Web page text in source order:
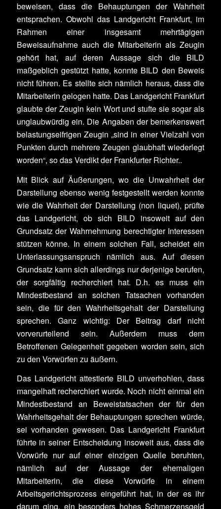
beweisen, dass die Behauptungen der Wahrheit
entsprachen. Obwohl das Landgericht Frankfurt, im
Rahmen einer insgesamt mehrtägigen
Beweisaufnahme auch die Mitarbeiterin als Zeugin
gehört hat, auf deren Aussage sich die BILD
maßgeblich gestützt hatte, konnte BILD den Beweis
nicht führen. Es stellte sich nämlich heraus, dass die
Mitarbeiterin gelogen hatte. Das Landgericht Frankfurt
glaubte der Zeugin kein Wort und stufte sie sogar als
unglaubwürdig ein. Die Angaben der bemerkenswert
belastungseifrigen Zeugin „sind in einer Vielzahl von
Punkten durch mehrere Zeugen glaubhaft wiederlegt
worden“, so das Verdikt der Frankfurter Richter..
Mit Blick auf Äußerungen, wo die Unwahrheit der
Darstellung ebenso wenig festgestellt werden konnte
wie die Wahrheit der Darstellung (non liquet), prüfte
das Landgericht, ob sich BILD insoweit auf den
Grundsatz der Wahrnehmung berechtigter Interessen
stützen könne. In einem solchen Fall, scheidet ein
Unterlassungsanspruch nämlich aus. Auf diesen
Grundsatz kann sich allerdings nur derjenige berufen,
der sorgfältig recherchiert hat. D.h. es muss ein
Mindestbestand an solchen Tatsachen vorhanden
sein, die für den Wahrheitsgehalt der Darstellung
sprechen. Ganz wichtig: Der Beitrag darf nicht
vorverurteilend sein. Außerdem muss dem
Betroffenen Gelegenheit gegeben worden sein, sich
zu den Vorwürfen zu äußern.
Das Landgericht attestierte BILD unverhohlen, dass
mangelhaft recherchiert wurde. Noch nicht einmal ein
Mindestbestand an Beweistatsachen der für den
Wahrheitsgehalt der Behauptungen sprechen würde,
sei vorhanden gewesen. Das Landgericht Frankfurt
führte in seiner Entscheidung insoweit aus, dass die
Vorwürfe nur auf einer einzigen Quelle beruhten,
nämlich auf der Aussage der ehemaligen
Mitarbeiterin, die diese Vorwürfe in einem
Arbeitsgerichtsprozess eingeführt hat, in der es ihr
darum ging, ein besonders hohes Schmerzensgeld